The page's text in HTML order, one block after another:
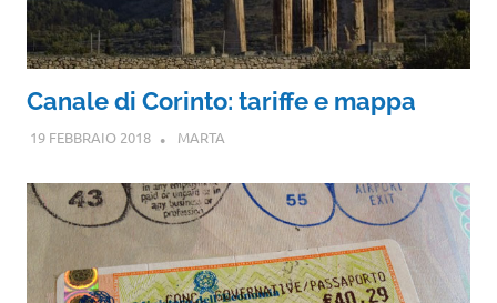
Canale di Corinto: tariffe e mappa
19 FEBBRAIO 2018 MARTA